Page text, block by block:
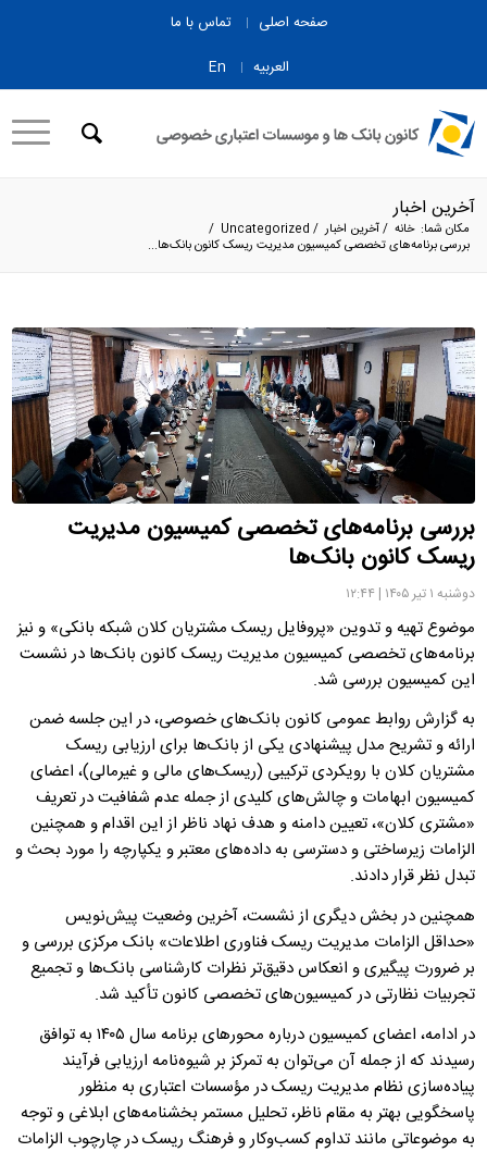
صفحه اصلی
تماس با ما
العربیه
En
آخرین اخبار
مکان شما: خانه /آخرین اخبار /
Uncategorized
/
بررسی برنامه‌های تخصصی کمیسیون مدیریت ریسک کانون بانک‌ها...
بررسی برنامه‌های تخصصی کمیسیون مدیریت
ریسک کانون بانک‌ها
دوشنبه ۱ تیر ۱۴۰۵ | ۱۲:۴۴
موضوع تهیه و تدوین «پروفایل ریسک مشتریان کلان شبکه بانکی» و نیز
برنامه‌های تخصصی کمیسیون مدیریت ریسک کانون بانک‌ها در نشست
این کمیسیون بررسی شد.
به گزارش روابط عمومی کانون بانک‌های خصوصی، در این جلسه ضمن
ارائه و تشریح مدل پیشنهادی یکی از بانک‌ها برای ارزیابی ریسک
مشتریان کلان با رویکردی ترکیبی (ریسک‌های مالی و غیرمالی)، اعضای
کمیسیون ابهامات و چالش‌های کلیدی از جمله عدم شفافیت در تعریف
«مشتری کلان»، تعیین دامنه و هدف نهاد ناظر از این اقدام و همچنین
الزامات زیرساختی و دسترسی به داده‌های معتبر و یکپارچه را مورد بحث و
تبدل نظر قرار دادند.
همچنین در بخش دیگری از نشست، آخرین وضعیت پیش‌نویس
«حداقل الزامات مدیریت ریسک فناوری اطلاعات» بانک مرکزی بررسی و
بر ضرورت پیگیری و انعکاس دقیق‌تر نظرات کارشناسی بانک‌ها و تجمیع
تجربیات نظارتی در کمیسیون‌های تخصصی کانون تأکید شد.
در ادامه، اعضای کمیسیون درباره محورهای برنامه سال ۱۴۰۵ به توافق
رسیدند که از جمله آن می‌توان به تمرکز بر شیوه‌نامه ارزیابی فرآیند
پیاده‌سازی نظام مدیریت ریسک در مؤسسات اعتباری به منظور
پاسخگویی بهتر به مقام ناظر، تحلیل مستمر بخشنامه‌های ابلاغی و توجه
به موضوعاتی مانند تداوم کسب‌وکار و فرهنگ ریسک در چارچوب الزامات